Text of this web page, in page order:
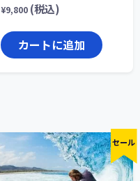
¥9,800 (税込)
カートに追加
セール